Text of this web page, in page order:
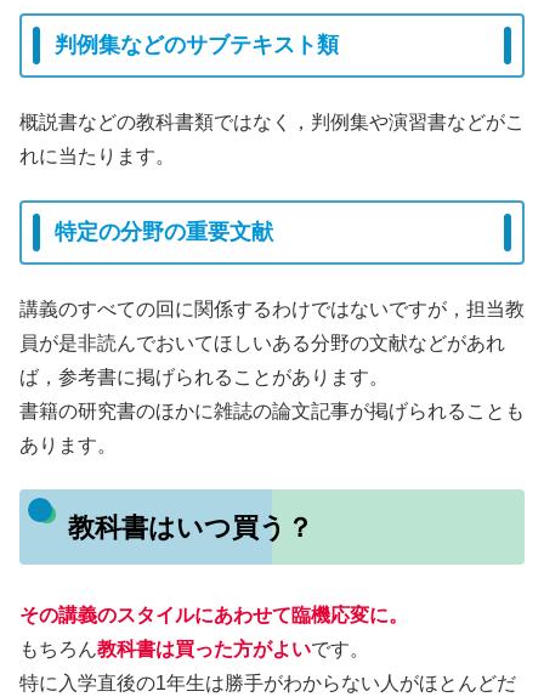
判例集などのサブテキスト類
概説書などの教科書類ではなく，判例集や演習書などがこ
れに当たります。
特定の分野の重要文献
講義のすべての回に関係するわけではないですが，担当教
員が是非読んでおいてほしいある分野の文献などがあれ
ば，参考書に掲げられることがあります。
書籍の研究書のほかに雑誌の論文記事が掲げられることも
あります。
教科書はいつ買う？
その講義のスタイルにあわせて臨機応変に。
もちろん教科書は買った方がよいです。
特に入学直後の1年生は勝手がわからない人がほとんどだ